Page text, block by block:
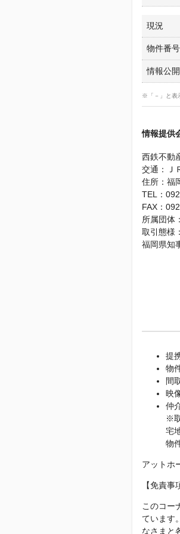
現況
物件番号
情報公
※「－」と表
情報提供
西鉄不動
交通：Ｊ
住所：福
TEL：
FAX：
所属団体
取引態様
福岡県知
提
物
間
映
仲
※
宅
物
アットホ
【免責事
このコー
ています
なさまと